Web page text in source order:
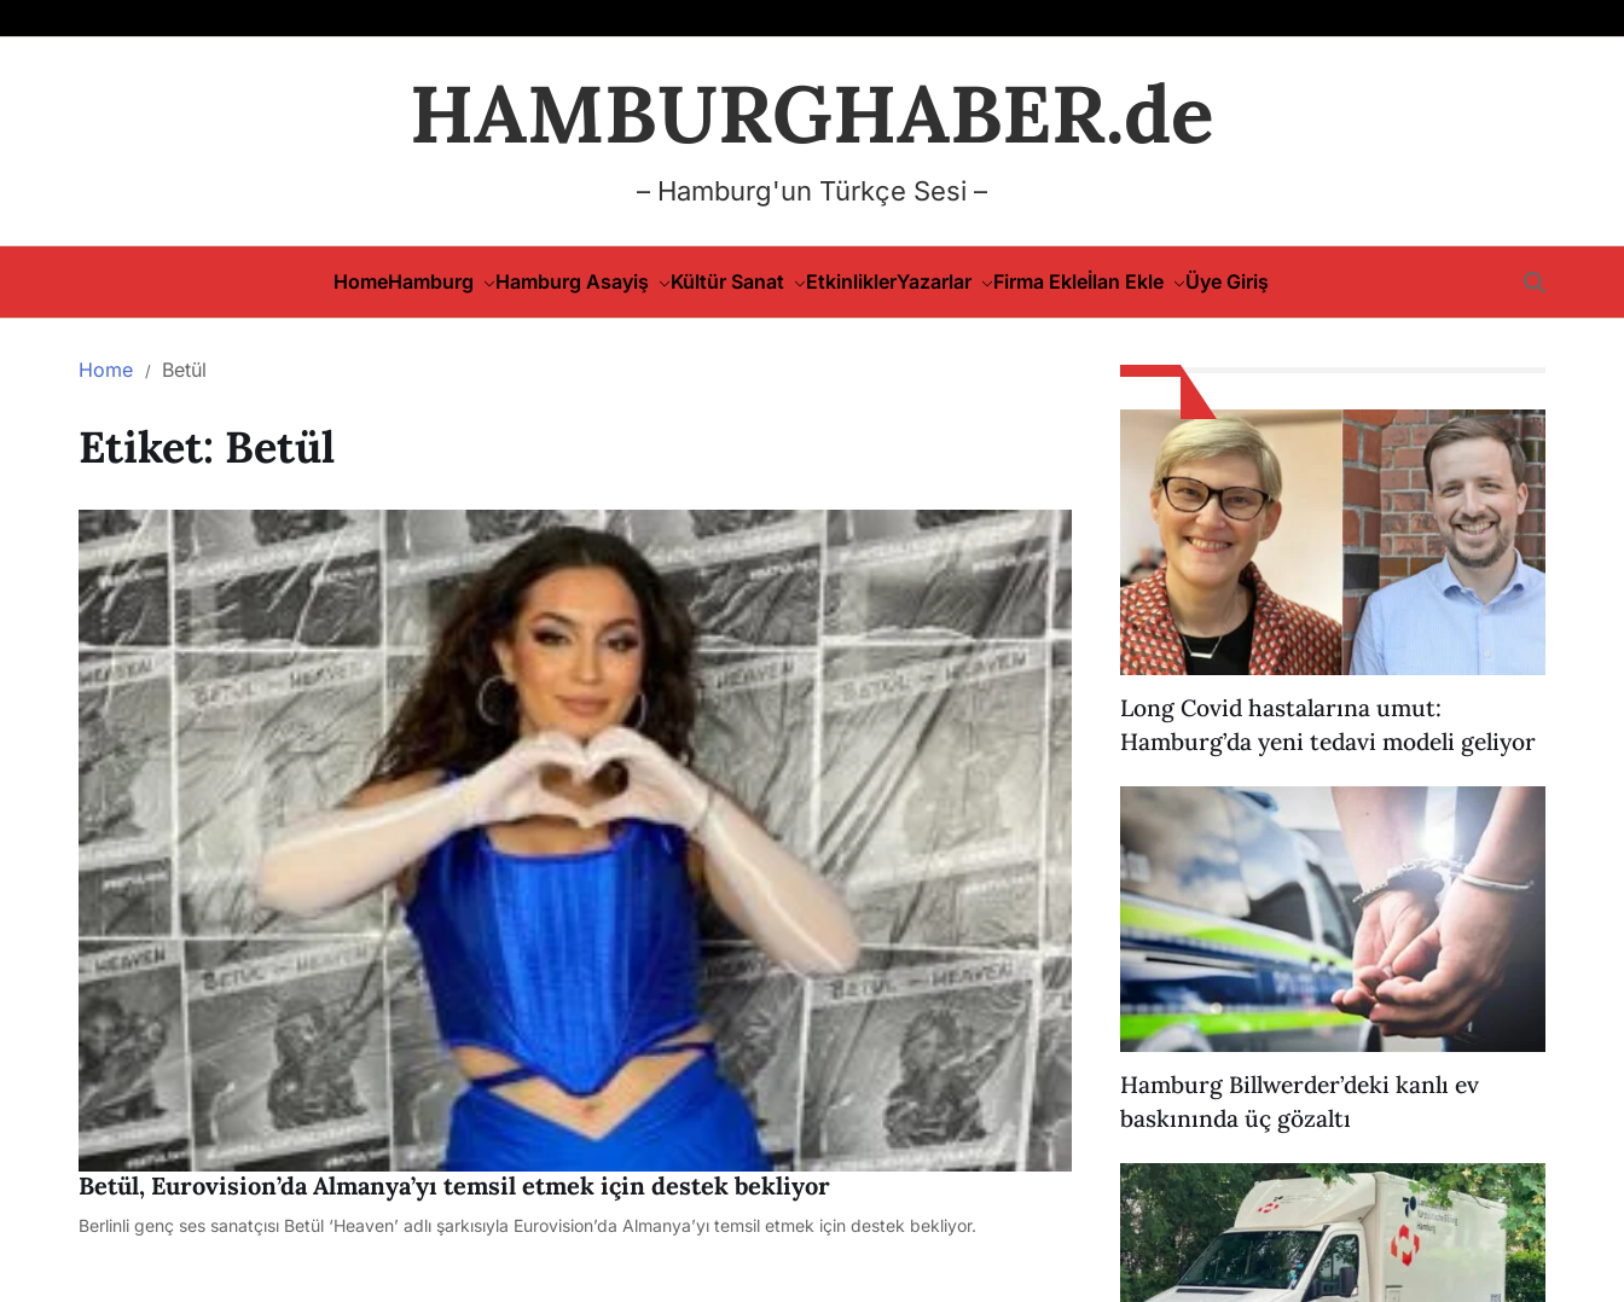
HAMBURGHABER.de
– Hamburg'un Türkçe Sesi –
HomeHamburg Hamburg Asayiş Kültür Sanat EtkinliklerYazarlar Firma Ekleİlan Ekle Üye Giriş
Home Betül
Etiket: Betül
Betül, Eurovision’da Almanya’yı temsil etmek için destek bekliyor
Berlinli genç ses sanatçısı Betül ‘Heaven’ adlı şarkısıyla Eurovision’da Almanya’yı temsil etmek için destek bekliyor.
Long Covid hastalarına umut:
Hamburg’da yeni tedavi modeli geliyor
Hamburg Billwerder’deki kanlı ev
baskınında üç gözaltı